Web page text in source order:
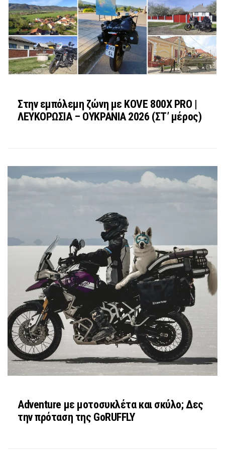
Στην εμπόλεμη ζώνη με KOVE 800X PRO |
ΛΕΥΚΟΡΩΣΙΑ – ΟΥΚΡΑΝΙΑ 2026 (ΣΤ’ μέρος)
Adventure με μοτοσυκλέτα και σκύλο; Δες
την πρόταση της GoRUFFLY